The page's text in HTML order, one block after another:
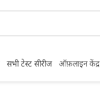
सभी टेस्ट सीरीज ऑफ़लाइन केंद्र